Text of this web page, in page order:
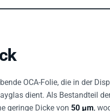
OCA-Folie, die in der
dient. Als Bestandteil
geringe Dicke von 50 µm ,